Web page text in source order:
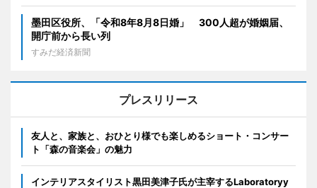
墨田区役所、「令和8年8月8日婚」 300人超が婚姻届、
開庁前から長い列
すみだ経済新聞
プレスリリース
友人と、家族と、おひとり様でも楽しめるショート・コンサー
ト「森の音楽会」の魅力
インテリアスタイリスト黒田美津子氏が主宰するLaboratoryy